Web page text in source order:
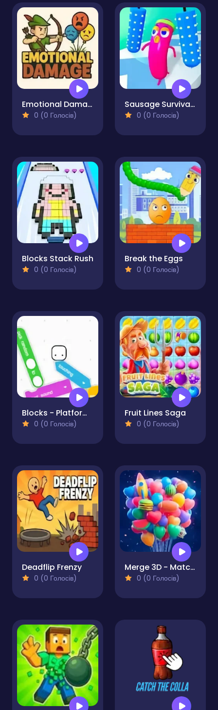
Emotional Damage
0 (0 Голосів)
Sausage Survival Master
0 (0 Голосів)
Blocks Stack Rush
0 (0 Голосів)
Break the Eggs
0 (0 Голосів)
Blocks - Platformer
0 (0 Голосів)
Fruit Lines Saga
0 (0 Голосів)
Deadflip Frenzy
0 (0 Голосів)
Merge 3D - Match 3 Balloons
0 (0 Голосів)